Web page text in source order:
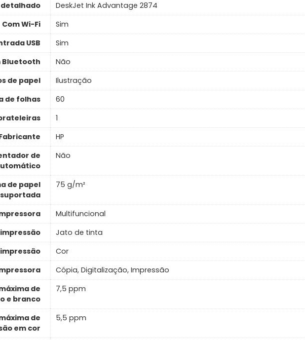
detalhado
DeskJet Ink Advantage 2874
Com Wi-Fi
Sim
USB
Sim
Bluetooth
Não
de papel
Ilustração
de folhas
60
1
HP
de
Não
de papel
suportada
75 g/m²
Multifuncional
Jato de tinta
Cor
Cópia, Digitalização, Impressão
de
e branco
7,5 ppm
de
em cor
5,5 ppm